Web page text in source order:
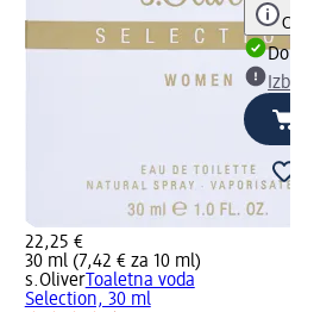
22,25 €
30 ml (7,42 € za 10 ml)
s.OliverToaletna voda
Selection, 30 ml